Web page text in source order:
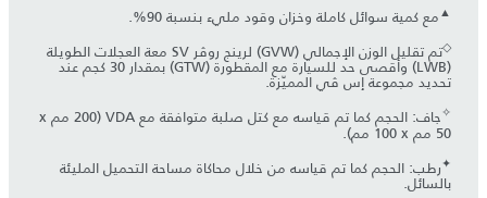
▲مع كمية سوائل كاملة وخزان وقود مليء بنسبة 90%.
◇ تم تقليل الوزن الإجمالي (GVW) لرينج روڤر SV معة العجلات الطويلة
(LWB) وأقصى حد للسيارة مع المقطورة (GTW) بمقدار 30 كجم عند
تحديد مجموعة إس ڤي المميّزة.
✧ جاف: الحجم كما تم قياسه مع كتل صلبة متوافقة مع VDA (‏200 مم x
✦رطب: الحجم كما تم قياسه من خلال محاكاة مساحة التحميل المليئة
بالسائل.